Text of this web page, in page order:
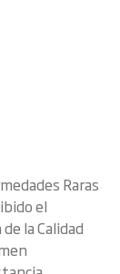
Raras
el
la Calidad